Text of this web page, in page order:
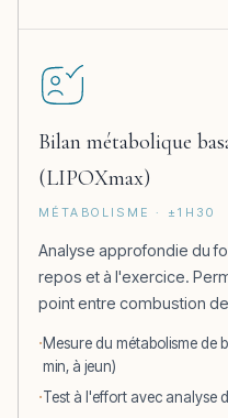
Bilan métabolique
(LIPOXmax)
MÉTABOLISME · ±1H30
Analyse approfondie du
repos et à l'exercice.
point entre combustion
Mesure du métabolisme de
min, à jeun)
Test à l'effort avec analyse